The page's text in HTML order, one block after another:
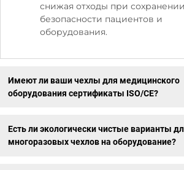
снижая отходы при сохранении
безопасности пациентов и
оборудования.
Имеют ли ваши чехлы для медицинского
оборудования сертификаты ISO/CE?
Есть ли экологически чистые варианты
многоразовых чехлов на оборудование?